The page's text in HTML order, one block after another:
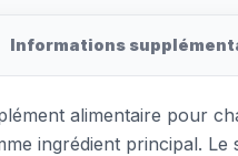
Informations
alimentaire pour
ingrédient principal.